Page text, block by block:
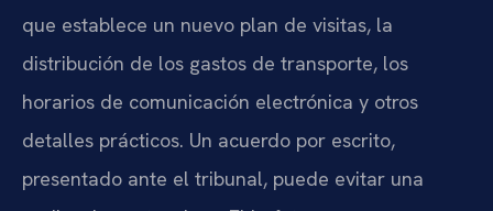
que establece un nuevo plan de visitas, la
distribución de los gastos de transporte, los
horarios de comunicación electrónica y otros
detalles prácticos. Un acuerdo por escrito,
presentado ante el tribunal, puede evitar una